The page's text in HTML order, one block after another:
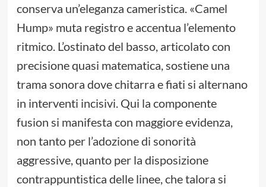
conserva un’eleganza cameristica. «Camel
Hump» muta registro e accentua l’elemento
ritmico. L’ostinato del basso, articolato con
precisione quasi matematica, sostiene una
trama sonora dove chitarra e fiati si alternano
in interventi incisivi. Qui la componente
fusion si manifesta con maggiore evidenza,
non tanto per l’adozione di sonorità
aggressive, quanto per la disposizione
contrappuntistica delle linee, che talora si